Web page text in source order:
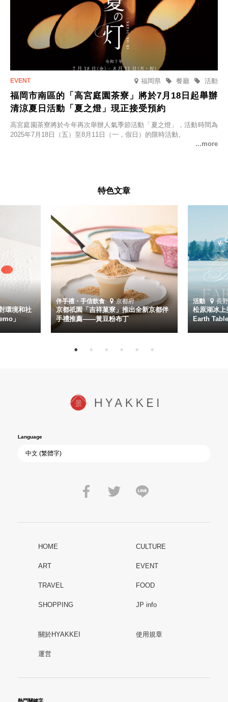
福岡県 活動
餐廳
福岡市南區的「高宮庭園茶寮」將於7月18日起舉辦
清涼夏日活動「夏之燈」現正接受預約
高宮庭園茶寮將於今年再次舉辦人氣季節活動「夏之燈」，活動時間為
2025年7月18日（五）至8月11日（一，假日）的限時活動。
特色文章
環境和社
」
伴手禮・手信飲食 京都府
京都祇園「吉祥菓寮」推出全新京都伴
手禮推薦——黃豆粉布丁
活動 長
松原湖冰
Earth
Language
HOME CULTURE
ART EVENT
TRAVEL FOOD
SHOPPING JP info
關於HYAKKEI 使用規章
運営